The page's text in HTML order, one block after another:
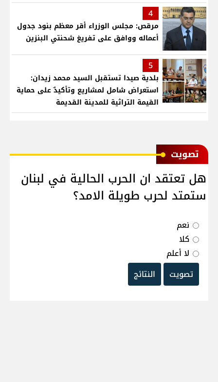
4
مرقص: مجلس الوزراء أقر معظم بنود جدول
أعماله ووافق على تفريغ شحنتي البنزين
5
بلدية صيدا تستقبل السيد محمد زيدان:
استعراض شامل لمشاريع وتأكيدٌ على حماية
القيمة التراثية للمدينة القديمة
ﺗﺼﻮﻳﺖ
هل تعتقد ان الحرب الحالية في لبنان
ستمتد لحرب طويلة الامد؟
نعم
كلا
لا أعلم
تصويت
النتائج